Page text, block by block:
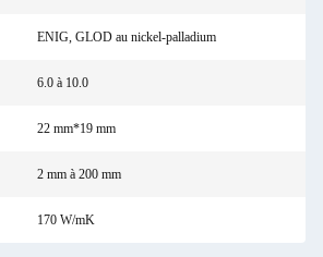
ENIG, GLOD au nickel-palladium
6.0 à 10.0
22 mm*19 mm
2 mm à 200 mm
170 W/mK